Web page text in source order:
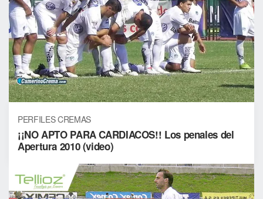
PERFILES CREMAS
¡¡NO APTO PARA CARDIACOS!! Los penales del
Apertura 2010 (video)